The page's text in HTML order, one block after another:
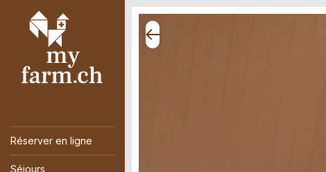
Réserver en ligne
Séjours